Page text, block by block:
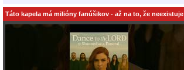
Táto kapela má milióny fanúšikov - až na to, že neexistuje